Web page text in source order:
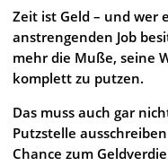
Zeit ist Geld – und wer
anstrengenden Job
mehr die Muße, seine
komplett zu putzen.
Das muss auch gar
Putzstelle
Chance zum